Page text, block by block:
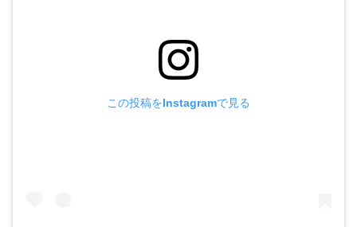
この投稿をInstagramで見る